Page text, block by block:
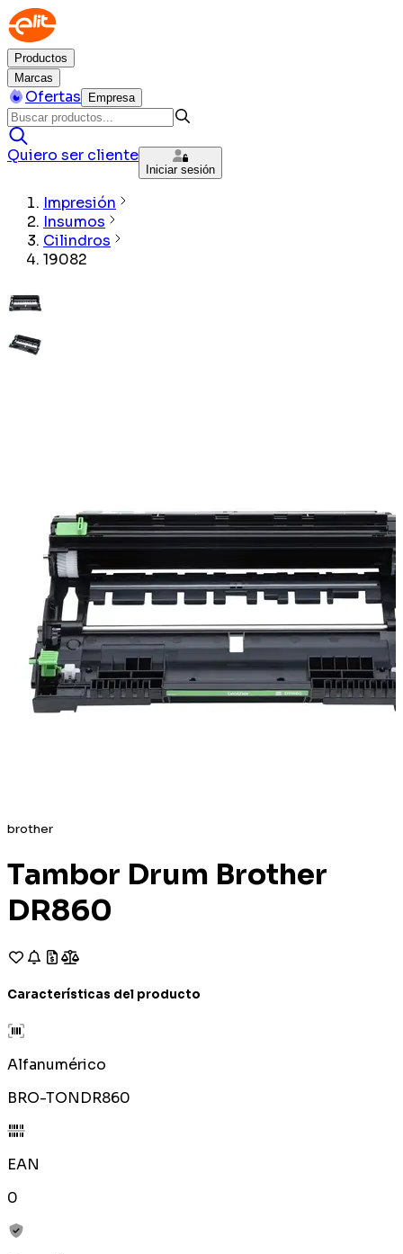
Productos
Marcas
Ofertas Empresa
Quiero ser cliente
Iniciar sesión
Impresión
Insumos
Cilindros
19082
brother
Tambor Drum Brother
DR860
Características del producto
Alfanumérico
BRO-TONDR860
EAN
0